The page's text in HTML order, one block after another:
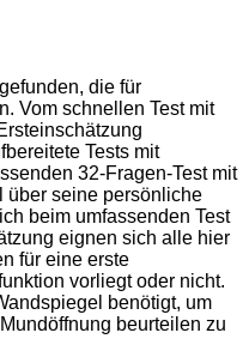
die für
Vom schnellen Test mit
Tests mit
32-Fragen-Test mit
über seine persönliche
beim umfassenden Test
eignen sich alle hier
für eine erste
vorliegt oder nicht.
benötigt, um
beurteilen zu